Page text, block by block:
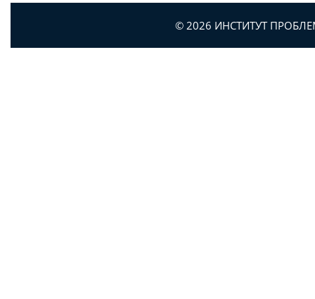
© 2026 ИНСТИТУТ